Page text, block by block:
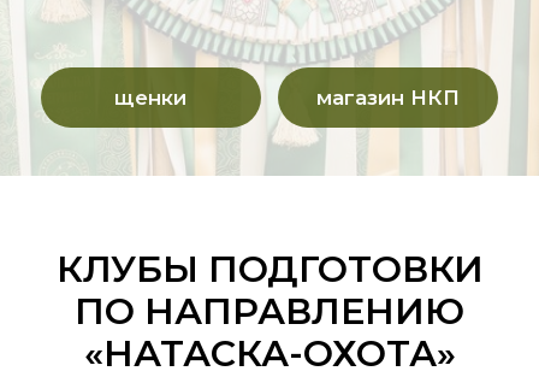
КЛУБЫ ПОДГОТОВКИ
ПО НАПРАВЛЕНИЮ
«НАТАСКА-ОХОТА»